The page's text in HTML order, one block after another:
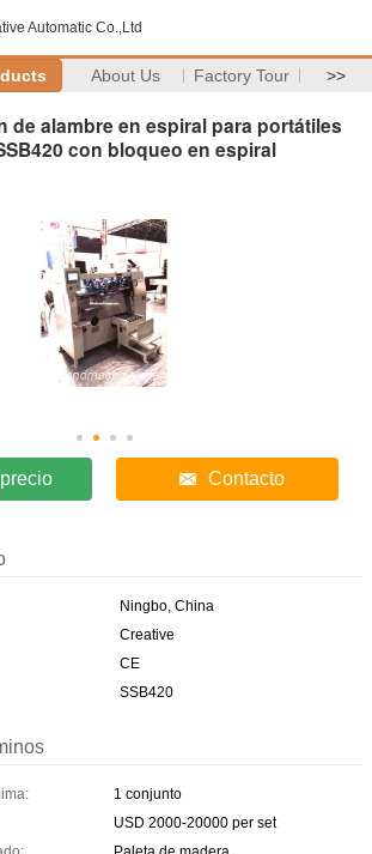
Automatic Co.,Ltd
About Us Factory Tour >>
de alambre en espiral para portátiles
con bloqueo en espiral
Contacto
Ningbo, China
Creative
CE
SSB420
1 conjunto
USD 2000-20000 per set